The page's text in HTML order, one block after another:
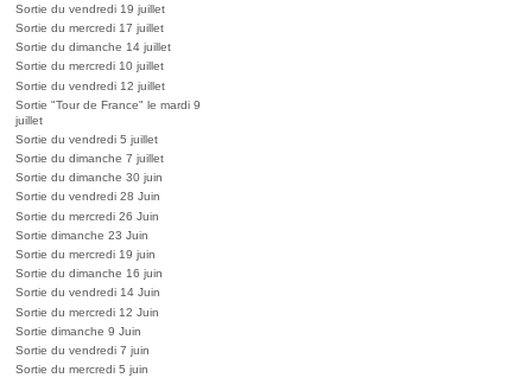
Sortie du vendredi 19 juillet
Sortie du mercredi 17 juillet
Sortie du dimanche 14 juillet
Sortie du mercredi 10 juillet
Sortie du vendredi 12 juillet
Sortie "Tour de France" le mardi 9
juillet
Sortie du vendredi 5 juillet
Sortie du dimanche 7 juillet
Sortie du dimanche 30 juin
Sortie du vendredi 28 Juin
Sortie du mercredi 26 Juin
Sortie dimanche 23 Juin
Sortie du mercredi 19 juin
Sortie du dimanche 16 juin
Sortie du vendredi 14 Juin
Sortie du mercredi 12 Juin
Sortie dimanche 9 Juin
Sortie du vendredi 7 juin
Sortie du mercredi 5 juin